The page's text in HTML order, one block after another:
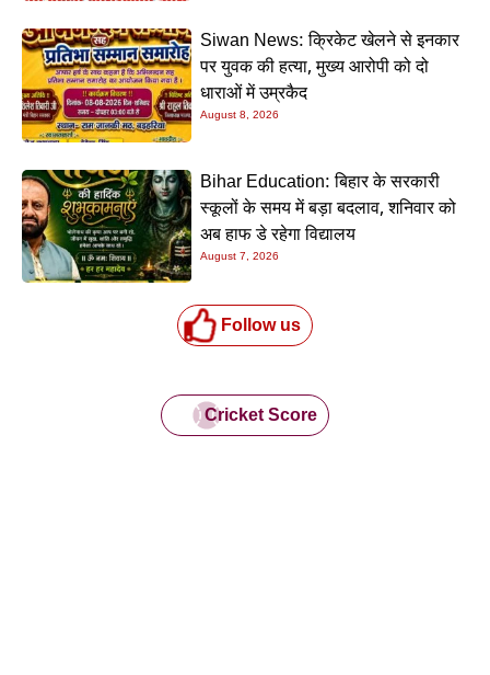
Siwan News: क्रिकेट खेलने से इनकार
पर युवक की हत्या, मुख्य आरोपी को दो
धाराओं में उम्रकैद
August 8, 2026
Bihar Education: बिहार के सरकारी
स्कूलों के समय में बड़ा बदलाव, शनिवार को
अब हाफ डे रहेगा विद्यालय
August 7, 2026
Follow us
Cricket Score